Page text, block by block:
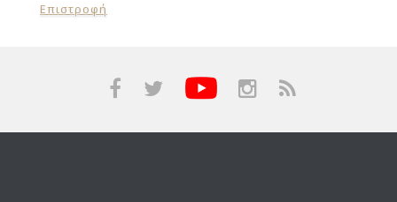
Επιστροφή